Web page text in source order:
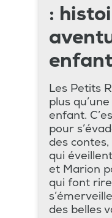
:
Les Petits
plus
enfant.
pour
des
qui
et Marion
qui font
des belles